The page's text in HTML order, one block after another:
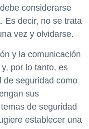
considerarse
Es decir, no se trata
vez y olvidarse.
y la comunicación
por lo tanto, es
de seguridad como
sus
de seguridad
establecer una